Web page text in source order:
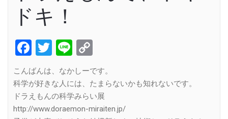
ドキ！
Facebook
Twitter
Line
Link
こんばんは、なかしーです。
科学が好きな人には、たまらないかも知れないです。
ドラえもんの科学みらい展
http://www.doraemon-miraiten.jp/